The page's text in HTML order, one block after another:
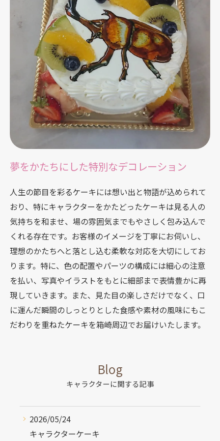
夢をかたちにした特別なデコレーション
人生の節目を彩るケーキには想い出と物語が込められて
おり、特にキャラクターをかたどったケーキは見る人の
気持ちを和ませ、場の雰囲気までもやさしく包み込んで
くれる存在です。お客様のイメージを丁寧にお伺いし、
理想のかたちへと落とし込む柔軟な対応を大切にしてお
ります。特に、色の配置やパーツの構成には細心の注意
を払い、写真やイラストをもとに細部まで表情豊かに再
現していきます。また、見た目の楽しさだけでなく、口
に運んだ瞬間のしっとりとした食感や素材の風味にもこ
だわりを重ねたケーキを箱崎周辺でお届けいたします。
Blog
キャラクターに関する記事
2026/05/24
キャラクターケーキ